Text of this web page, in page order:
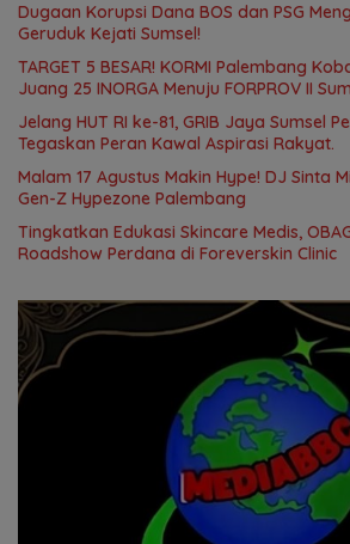
Dugaan Korupsi Dana BOS dan PSG
Geruduk Kejati Sumsel!
TARGET 5 BESAR! KORMI Palembang
Juang 25 INORGA Menuju FORPROV II
Jelang HUT RI ke-81, GRIB Jaya Sumsel
Tegaskan Peran Kawal Aspirasi Rakyat.
Malam 17 Agustus Makin Hype! DJ Sinta
Gen-Z Hypezone Palembang
Tingkatkan Edukasi Skincare Medis,
Roadshow Perdana di Foreverskin Clinic